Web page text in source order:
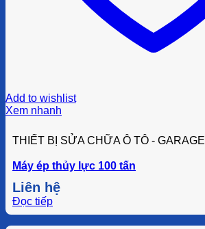
Add to wishlist
Xem nhanh
THIẾT BỊ SỬA CHỮA Ô TÔ - GARAGE
Máy ép thủy lực 100 tấn
Liên hệ
Đọc tiếp